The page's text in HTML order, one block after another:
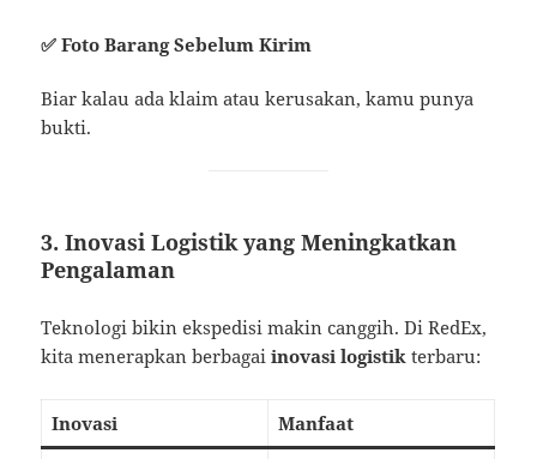
✅ Foto Barang Sebelum Kirim
Biar kalau ada klaim atau kerusakan, kamu punya
bukti.
3. Inovasi Logistik yang Meningkatkan
Pengalaman
Teknologi bikin ekspedisi makin canggih. Di RedEx,
kita menerapkan berbagaiinovasi logistik terbaru:
Inovasi Manfaat